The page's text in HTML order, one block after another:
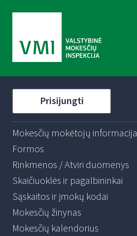
Prisijungti
Mokesčių mokėtojų informacija
Formos
Rinkmenos / Atviri duomenys
Skaičiuoklės ir pagalbininkai
Sąskaitos ir įmokų kodai
Mokesčių žinynas
Mokesčių kalendorius